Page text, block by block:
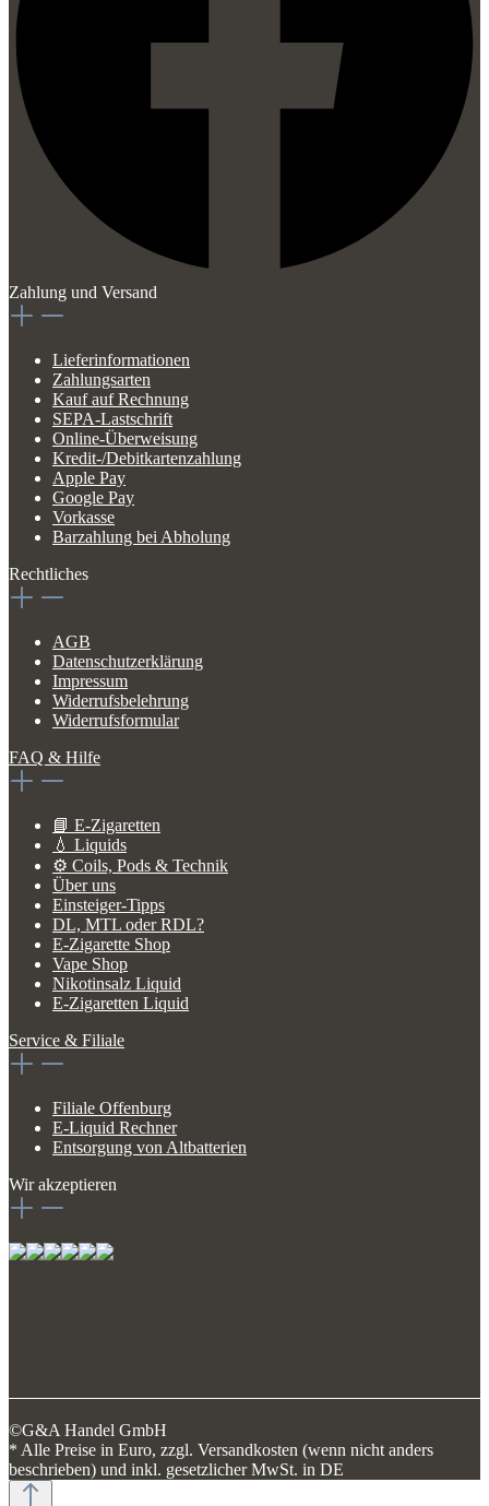
Zahlung und Versand
Lieferinformationen
Zahlungsarten
Kauf auf Rechnung
SEPA-Lastschrift
Online-Überweisung
Kredit-/Debitkartenzahlung
Apple Pay
Google Pay
Vorkasse
Barzahlung bei Abholung
Rechtliches
AGB
Datenschutzerklärung
Impressum
Widerrufsbelehrung
Widerrufsformular
FAQ & Hilfe
📘 E-Zigaretten
💧 Liquids
⚙️ Coils, Pods & Technik
Über uns
Einsteiger-Tipps
DL, MTL oder RDL?
E-Zigarette Shop
Vape Shop
Nikotinsalz Liquid
E-Zigaretten Liquid
Service & Filiale
Filiale Offenburg
E-Liquid Rechner
Entsorgung von Altbatterien
Wir akzeptieren
©G&A Handel GmbH
* Alle Preise in Euro, zzgl. Versandkosten (wenn nicht anders
beschrieben) und inkl. gesetzlicher MwSt. in DE